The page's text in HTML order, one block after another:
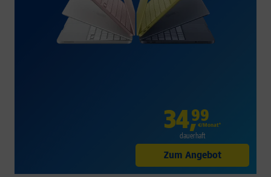
34,99
€/Monat*
dauerhaft
Zum Angebot